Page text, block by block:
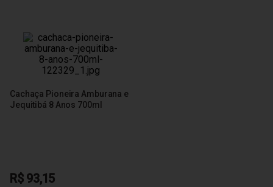
Cachaça Pioneira Amburana e
Jequitibá 8 Anos 700ml
R$ 93,15